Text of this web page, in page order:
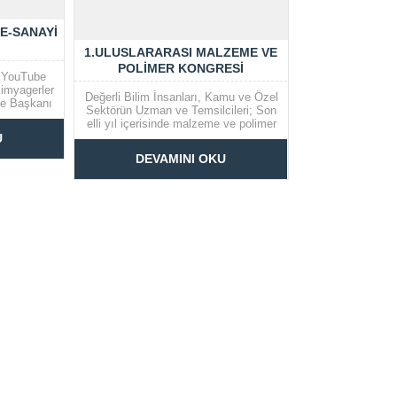
SANAYI
Başkanı
konuk
konu
ile 26
1.ULUSLARARASI MALZEME VE
POLIMER KONGRESI
Değerli Bilim İnsanları, Kamu ve Özel
Sektörün Uzman ve Temsilcileri; Son
elli yıl içerisinde malzeme ve polimer
biliminde önemli gelişmeler olmuş
gelecek için çevresel yıkımlardan
uzak ve yüksek yaşam kalitesi hedef
DEVAMINI OKU